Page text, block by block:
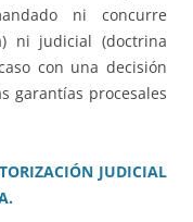
ni concurre
ni judicial (doctrina
con una decisión
garantías procesales
JUDICIAL